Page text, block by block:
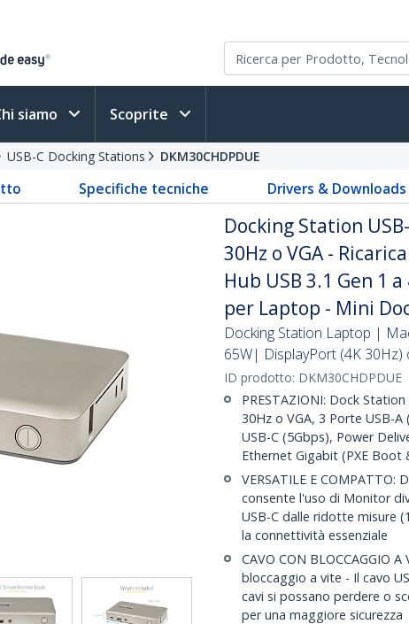
siamo Scoprite
USB-C Docking Stations DKM30CHDPDUE
Specifiche tecniche Drivers & Downloads
Docking Station
30Hz o VGA -
Hub USB 3.1 Gen 1
per Laptop - Mini
Docking Station Laptop |
65W| DisplayPort (4K 30Hz)
ID prodotto: DKM30CHDPDUE
PRESTAZIONI: Dock
30Hz o VGA, 3 Porte USB-
USB-C (5Gbps), Power
Ethernet Gigabit (PXE Boot
VERSATILE E COMPATTO:
consente l'uso di Monitor
USB-C dalle ridotte misure
la connettività essenziale
CAVO CON BLOCCAGGIO
bloccaggio a vite - Il cavo
cavi si possano perdere o
per una maggiore sicurezza